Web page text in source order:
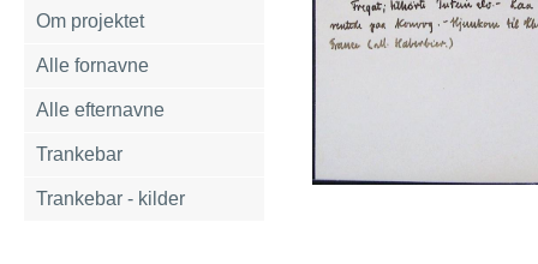
Om projektet
Alle fornavne
Alle efternavne
Trankebar
Trankebar - kilder